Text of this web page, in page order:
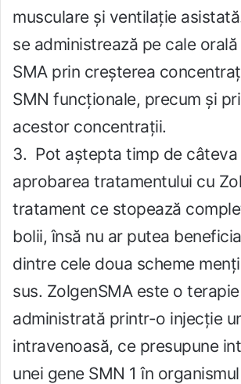
musculare și ventilație
se administrează pe cale
SMA prin creșterea
SMN funcționale, precum și
acestor concentrații.
3. Pot aștepta timp de câteva
aprobarea tratamentului cu
tratament ce stopează
bolii, însă nu ar putea
dintre cele doua scheme
sus. ZolgenSMA este o
administrată printr-o injecție
intravenoasă, ce presupune
unei gene SMN 1 în